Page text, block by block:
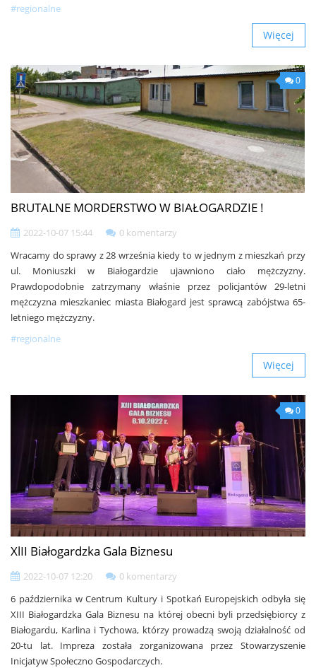
#regionalne
Więcej
0
BRUTALNE MORDERSTWO W BIAŁOGARDZIE !
2022-10-07 15:44
0 komentarzy
Wracamy do sprawy z 28 września kiedy to w jednym z mieszkań przy
ul. Moniuszki w Białogardzie ujawniono ciało mężczyzny.
Prawdopodobnie zatrzymany właśnie przez policjantów 29-letni
mężczyzna mieszkaniec miasta Białogard jest sprawcą zabójstwa 65-
letniego mężczyzny.
#regionalne
Więcej
0
XlII Białogardzka Gala Biznesu
2022-10-07 12:20
0 komentarzy
6 października w Centrum Kultury i Spotkań Europejskich odbyła się
XIII Białogardzka Gala Biznesu na której obecni byli przedsiębiorcy z
Białogardu, Karlina i Tychowa, którzy prowadzą swoją działalność od
20-tu lat. Impreza została zorganizowana przez Stowarzyszenie
Inicjatyw Społeczno Gospodarczych.